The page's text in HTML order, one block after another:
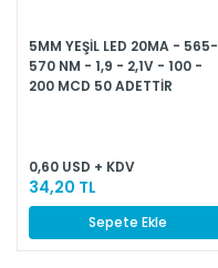
5MM YEŞİL LED 20MA - 565-
570 NM - 1,9 - 2,1V - 100 -
200 MCD 50 ADETTİR
0,60 USD + KDV
34,20 TL
Sepete Ekle